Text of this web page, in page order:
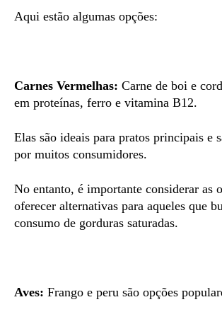
Aqui estão algumas opções:
Carnes Vermelhas: Carne de boi e
em proteínas, ferro e vitamina B12.
Elas são ideais para pratos principais e
por muitos consumidores.
No entanto, é importante considerar as
oferecer alternativas para aqueles que
consumo de gorduras saturadas.
Aves: Frango e peru são opções